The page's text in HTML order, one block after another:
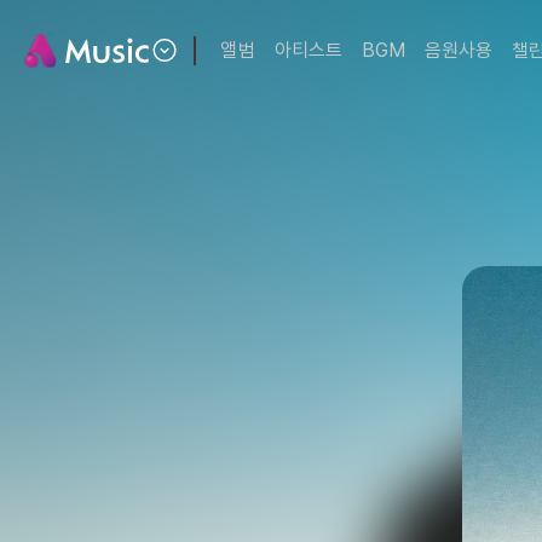
앨범 아티스트 BGM 음원사용 챌